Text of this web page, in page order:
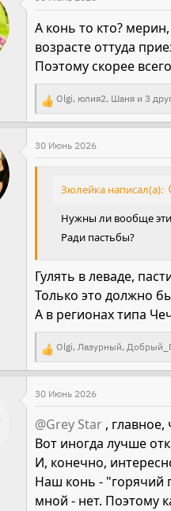
ц
и
и
А конь то кто?
возрасте оттуда
Поэтому скорее
Р
е
а
к
Olgi, юлия2, Шаня и 3
30 Июнь 2026
Зюлейка написал(а):
Нужны ли вообще
Ради пастьбы?
Гулять в леваде,
Только это должно
А в регионах типа
Р
е
а
ц
и
и
:
Olgi, Лазурный,
30 Июнь 2026
@Grey Star ,
Вот иногда лучше
И, конечно,
Наш конь - "горячий
мной - нет. Поэтому